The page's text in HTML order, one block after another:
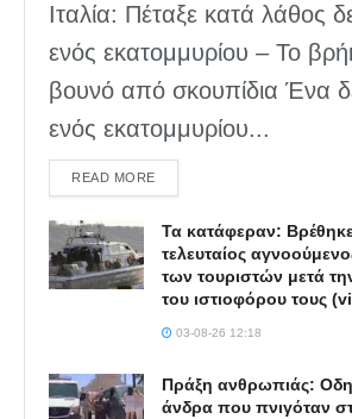
Ιταλία: Πέταξε κατά λάθος
ενός εκατομμυρίου – Το
βουνό από σκουπίδια Ένα
ενός εκατομμυρίου...
READ MOREDETAILS
Τα κατάφεραν:
τελευταίος
των τουριστών μετά
του ιστιοφόρου τους
03-08-26 12:18
Πράξη ανθρωπιάς:
άνδρα που πνιγόταν